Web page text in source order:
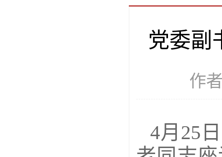
党委副
作
4月25